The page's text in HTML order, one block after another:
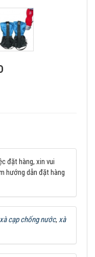
đặt hàng, xin vui
hướng dẫn đặt hàng
xà cạp chống nước, xà